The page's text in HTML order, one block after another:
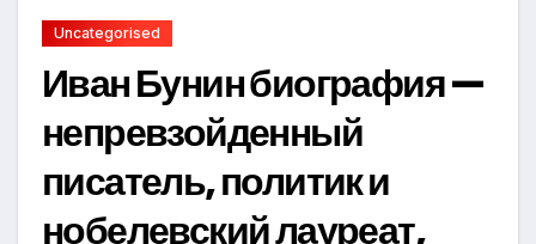
Uncategorised
Иван Бунин биография —
непревзойденный
писатель, политик и
нобелевский лауреат,